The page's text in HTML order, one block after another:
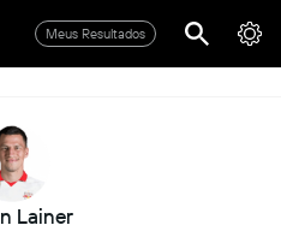
Meus Resultados
Lainer